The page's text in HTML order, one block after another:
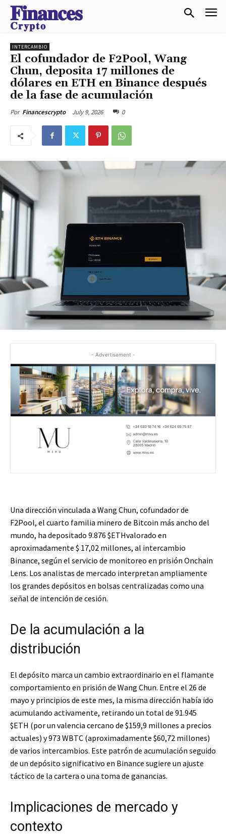
𝐅𝐢𝐧𝐚𝐧𝐜𝐞𝐬
𝐂𝐫𝐲𝐩𝐭𝐨
INTERCAMBIO
El cofundador de F2Pool, Wang
Chun, deposita 17 millones de
dólares en ETH en Binance después
de la fase de acumulación
Por Financescrypto July 9, 2026 0
- Advertisement -
Una dirección vinculada a Wang Chun, cofundador de
F2Pool, el cuarto familia minero de Bitcoin más ancho del
mundo, ha depositado 9.876 $ETHvalorado en
aproximadamente $ 17,02 millones, al intercambio
Binance, según el servicio de monitoreo en prisión Onchain
Lens. Los analistas de mercado interpretan ampliamente
los grandes depósitos en bolsas centralizadas como una
señal de intención de cesión.
De la acumulación a la
distribución
El depósito marca un cambio extraordinario en el flamante
comportamiento en prisión de Wang Chun. Entre el 26 de
mayo y principios de este mes, la misma dirección había ido
acumulando activamente, retirando un total de 91.945
$ETH (por un valencia cercano de $159,9 millones a precios
actuales) y 973 WBTC (aproximadamente $60,72 millones)
de varios intercambios. Este patrón de acumulación seguido
de un depósito significativo en Binance sugiere un ajuste
táctico de la cartera o una toma de ganancias.
Implicaciones de mercado y
contexto